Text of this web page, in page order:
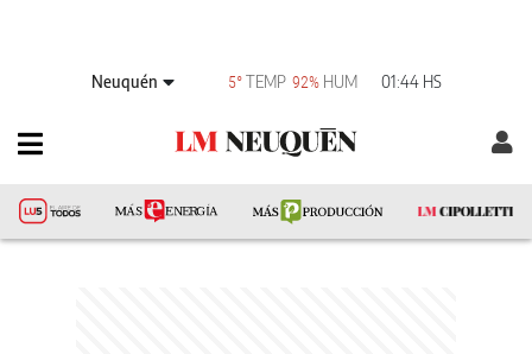
Neuquén 5° TEMP 92% HUM 01:44 HS